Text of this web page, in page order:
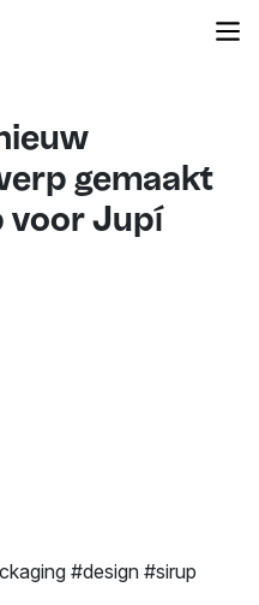
gemaakt
voor Jupí
#design #sirup